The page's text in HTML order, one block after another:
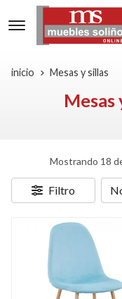
inicio Mesas y sillas
Mesas
Mostrando 18
Filtro